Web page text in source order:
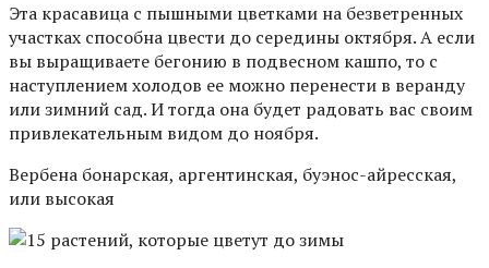
Эта красавица с пышными цветками на безветренных
участках способна цвести до середины октября. А если
вы выращиваете бегонию в подвесном кашпо, то с
наступлением холодов ее можно перенести в веранду
или зимний сад. И тогда она будет радовать вас своим
привлекательным видом до ноября.
Вербена бонарская, аргентинская, буэнос-айресская,
или высокая